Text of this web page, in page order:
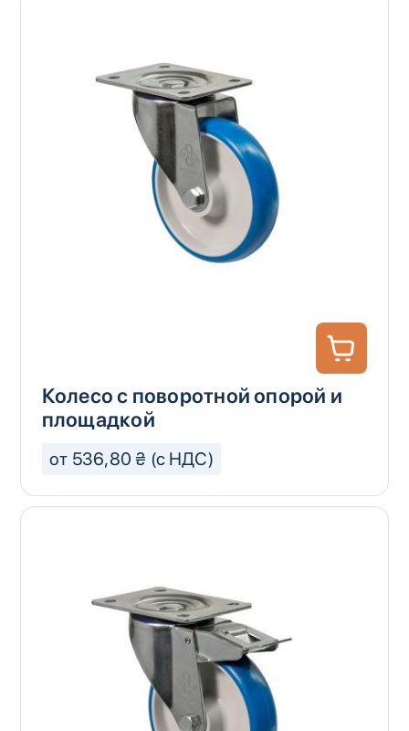
Колесо с поворотной опорой и
площадкой
от 536,80 ₴ (с НДС)